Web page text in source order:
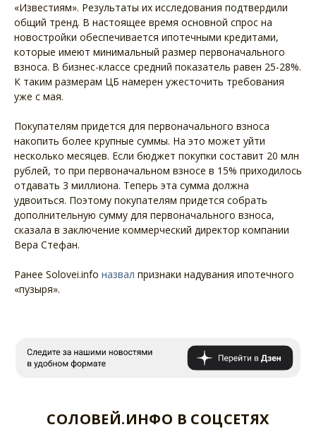
«Известиям». Результаты их исследования подтвердили
общий тренд. В настоящее время основной спрос на
новостройки обеспечивается ипотечными кредитами,
которые имеют минимальный размер первоначального
взноса. В бизнес-классе средний показатель равен 25-28%.
К таким размерам ЦБ намерен ужесточить требования
уже с мая.
Покупателям придется для первоначального взноса
накопить более крупные суммы. На это может уйти
несколько месяцев. Если бюджет покупки составит 20 млн
рублей, то при первоначальном взносе в 15% приходилось
отдавать 3 миллиона. Теперь эта сумма должна
удвоиться. Поэтому покупателям придется собрать
дополнительную сумму для первоначального взноса,
сказала в заключение коммерческий директор компании
Вера Стефан.
Ранее Solovei.info назвал признаки надувания ипотечного
«пузыря».
СОЛОВЕЙ.ИНФО В СОЦСЕТЯХ